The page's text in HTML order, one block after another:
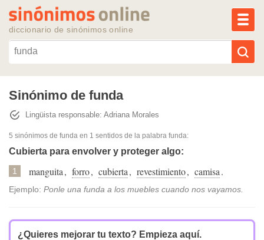
diccionario de sinónimos online
Reescribir texto con IA
Sinónimos populares
Temas populares
Temas recientes
Sinónimo de funda
Lingüista responsable: Adriana Morales
5 sinónimos de funda en 1 sentidos de la palabra funda:
Cubierta para envolver y proteger algo:
1 manguita, forro, cubierta, revestimiento, camisa.
Ejemplo: Ponle una funda a los muebles cuando nos vayamos.
¿Quieres mejorar tu texto? Empieza aquí.